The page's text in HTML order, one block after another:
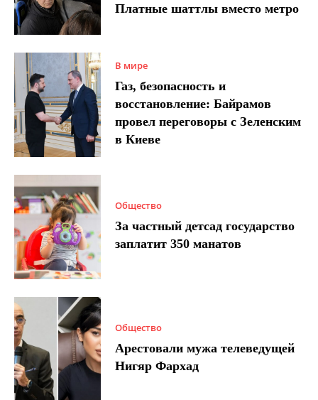
Платные шаттлы вместо метро
В мире
Газ, безопасность и
восстановление: Байрамов
провел переговоры с Зеленским
в Киеве
Общество
За частный детсад государство
заплатит 350 манатов
Общество
Арестовали мужа телеведущей
Нигяр Фархад